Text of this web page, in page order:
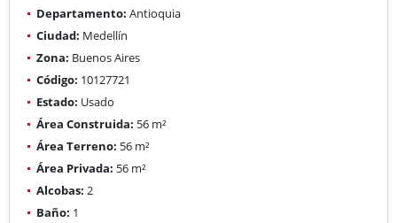
Departamento: Antioquia
Ciudad: Medellín
Zona: Buenos Aires
Código: 10127721
Estado: Usado
Área Construida: 56 m²
Área Terreno: 56 m²
Área Privada: 56 m²
Alcobas: 2
Baño: 1